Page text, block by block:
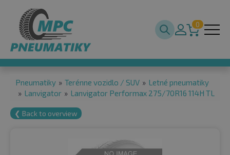
0
Pneumatiky » Terénne vozidlo / SUV » Letné pneumatiky
» Lanvigator » Lanvigator Performax 275/70R16 114H TL
❮ Back to overview